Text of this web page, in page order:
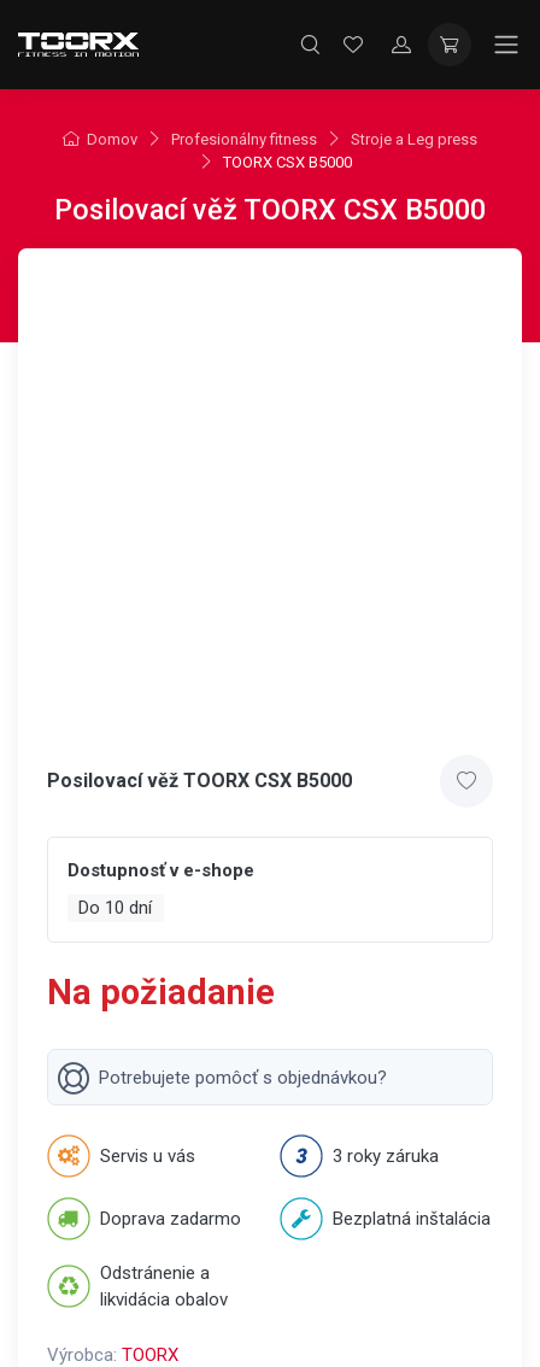
Domov Profesionálny fitness
Stroje a Leg press
TOORX CSX B5000
Posilovací věž TOORX CSX B5000
Posilovací věž TOORX CSX B5000
Dostupnosť v e-shope
Do 10 dní
Na požiadanie
Potrebujete pomôcť s objednávkou?
Servis u vás 3 roky záruka
Doprava zadarmo Bezplatná inštalácia
Odstránenie a
likvidácia obalov
Výrobca: TOORX